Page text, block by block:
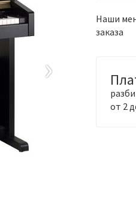
›
Наши
заказа
от 2